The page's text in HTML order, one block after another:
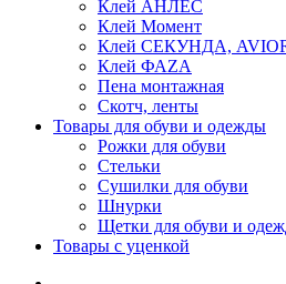
Клей АНЛЕС
Клей Момент
Клей СЕКУНДА,
Клей ФАZА
Пена монтажная
Скотч, ленты
Товары для обуви и одежды
Рожки для обуви
Стельки
Сушилки для обуви
Шнурки
Щетки для обуви и
Товары с уценкой